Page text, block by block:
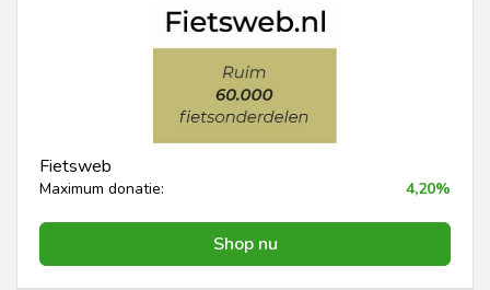
Fietsweb
Maximum donatie: 4,20%
Shop nu